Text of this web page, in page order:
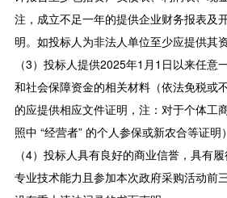
注，成立不足一年的提供企业财务报表及
明。如投标人为非法人单位至少应提供其
（3）投标人提供2025年1月1日以来任意
和社会保障资金的相关材料（依法免税或
的应提供相应文件证明，注：对于个体工
照中 “经营者” 的个人参保或新农合等证明
（4）投标人具有良好的商业信誉，具有
专业技术能力且参加本次政府采购活动前